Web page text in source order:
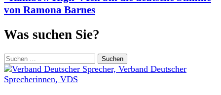
von Ramona Barnes
Was suchen Sie?
Suchen
nach: